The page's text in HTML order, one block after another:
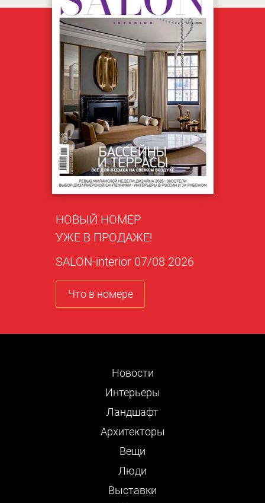
НОВЫЙ НОМЕР
УЖЕ В ПРОДАЖЕ!
SALON-interior 07/08 2026
Что в номере
Новости
Интерьеры
Ландшафт
Архитекторы
Вещи
Люди
Выставки